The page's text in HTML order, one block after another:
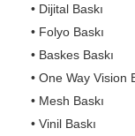
• Dijital Baskı
• Folyo Baskı
• Baskes Baskı
• One Way Vision
• Mesh Baskı
• Vinil Baskı